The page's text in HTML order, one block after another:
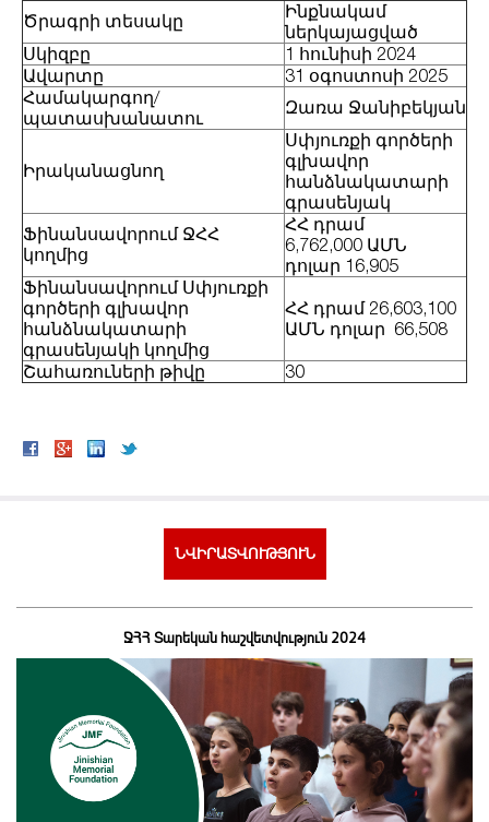
Ծրագրի տեսակը
Ինքնակամ
ներկայացված
Սկիզբը
1 հունիսի 2024
Ավարտը
31 օգոստոսի 2025
Համակարգող/
պատասխանատու
Զառա Ջանիբեկյան
Իրականացնող
Սփյուռքի գործերի
գլխավոր
հանձնակատարի
գրասենյակ
Ֆինանսավորում ՋՀՀ
կողմից
ՀՀ դրամ
6,762,000 ԱՄՆ
դոլար 16,905
Ֆինանսավորում Սփյուռքի
գործերի գլխավոր
հանձնակատարի
գրասենյակի կողմից
ՀՀ դրամ 26,603,100
ԱՄՆ դոլար 66,508
Շահառուների թիվը 30
ՆՎԻՐԱՏՎՈՒԹՅՈՒՆ
ՋՀՀ Տարեկան հաշվետվություն 2024